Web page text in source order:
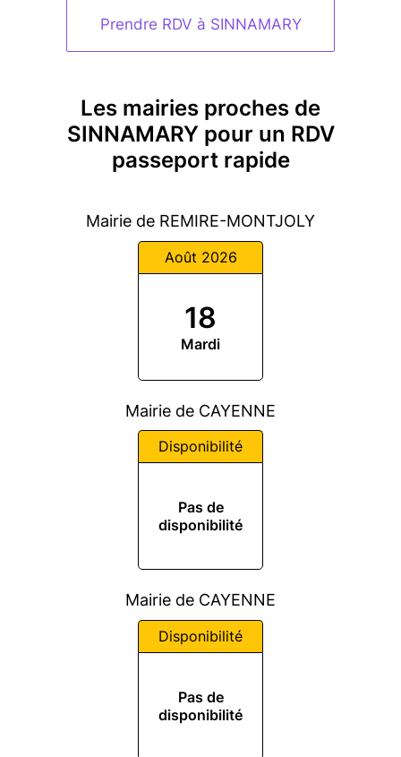
Prendre RDV à SINNAMARY
Les mairies proches de
SINNAMARY pour un RDV
passeport rapide
Mairie de REMIRE-MONTJOLY
Août 2026
18
Mardi
Mairie de CAYENNE
Disponibilité
Pas de
disponibilité
Mairie de CAYENNE
Disponibilité
Pas de
disponibilité